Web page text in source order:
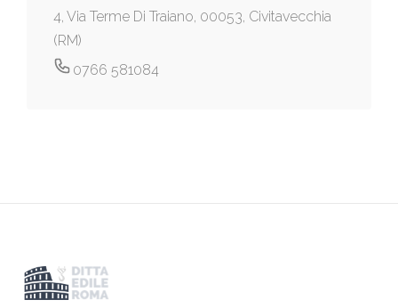
4, Via Terme Di Traiano, 00053, Civitavecchia
(RM)
0766 581084